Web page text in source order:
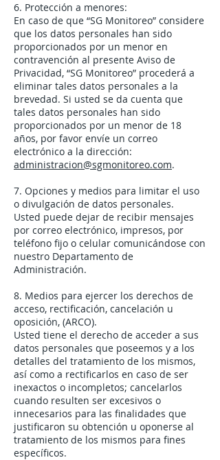
6. Protección a menores:
En caso de que “SG Monitoreo” considere
que los datos personales han sido
proporcionados por un menor en
contravención al presente Aviso de
Privacidad, “SG Monitoreo” procederá a
eliminar tales datos personales a la
brevedad. Si usted se da cuenta que
tales datos personales han sido
proporcionados por un menor de 18
años, por favor envíe un correo
electrónico a la dirección:
administracion@sgmonitoreo.com.
7. Opciones y medios para limitar el uso
o divulgación de datos personales.
Usted puede dejar de recibir mensajes
por correo electrónico, impresos, por
teléfono fijo o celular comunicándose con
nuestro Departamento de
Administración.
8. Medios para ejercer los derechos de
acceso, rectificación, cancelación u
oposición, (ARCO).
Usted tiene el derecho de acceder a sus
datos personales que poseemos y a los
detalles del tratamiento de los mismos,
así como a rectificarlos en caso de ser
inexactos o incompletos; cancelarlos
cuando resulten ser excesivos o
innecesarios para las finalidades que
justificaron su obtención u oponerse al
tratamiento de los mismos para fines
específicos.